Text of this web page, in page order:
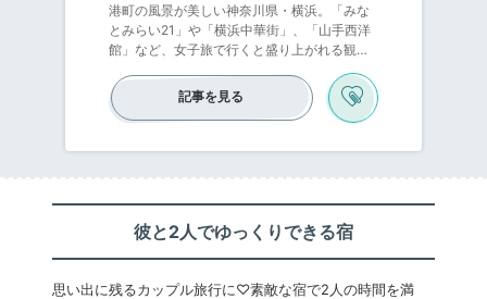
港町の風景が美しい神奈川県・横浜。「みな
とみらい21」や「横浜中華街」、「山手西洋
館」など、女子旅で行くと盛り上がれる観光
と、横浜を楽しみつくせますよ。泊まるなら
ホテルも、横浜を満喫できるのがいいですよ
ね！ということで、ここでは横浜観光をより
記事を見る
彼と2人でゆっくりできる宿
思い出に残るカップル旅行に♡素敵な宿で2人の時間を満